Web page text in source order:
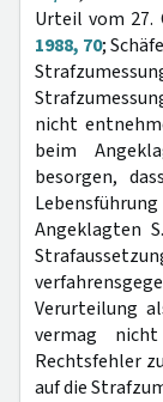
Urteil vom 27.
1988, 70;
nicht
beim
besorgen,
Angeklagten
Verurteilung
vermag
Rechtsfehler
auf die